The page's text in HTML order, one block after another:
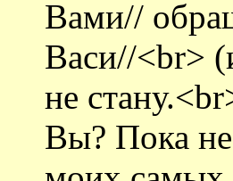
Вами//
Васи//<br>
не
Вы? Пока